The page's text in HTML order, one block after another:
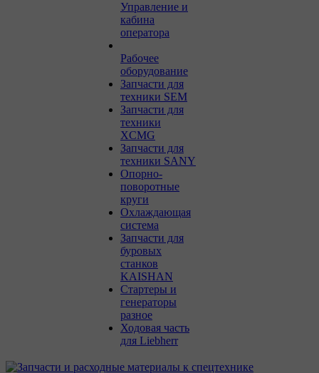
Управление и
кабина
оператора
Рабочее
оборудование
Запчасти для
техники SEM
Запчасти для
техники
XCMG
Запчасти для
техники SANY
Опорно-
поворотные
круги
Охлаждающая
система
Запчасти для
буровых
станков
KAISHAN
Стартеры и
генераторы
разное
Ходовая часть
для Liebherr